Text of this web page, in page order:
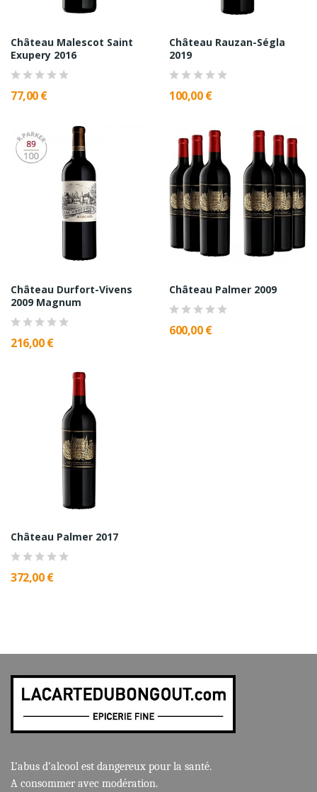
Château Malescot Saint
Exupery 2016
77,00 €
Château Rauzan-Ségla
2019
100,00 €
Château Durfort-Vivens
2009 Magnum
216,00 €
Château Palmer 2009
600,00 €
Château Palmer 2017
372,00 €
L’abus d’alcool est dangereux pour la santé.
A consommer avec modération.